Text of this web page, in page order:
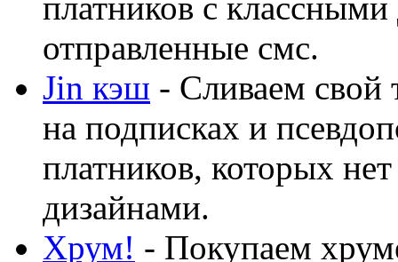
отправленные смс.
Jin кэш - Сливаем свой
на подписках и
платников, которых
дизайнами.
Хрум! - Покупаем